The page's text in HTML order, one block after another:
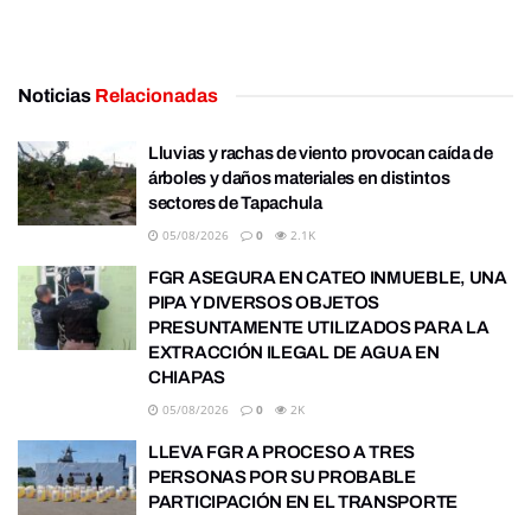
Noticias Relacionadas
Lluvias y rachas de viento provocan caída de
árboles y daños materiales en distintos
sectores de Tapachula
05/08/2026 0 2.1K
FGR ASEGURA EN CATEO INMUEBLE, UNA
PIPA Y DIVERSOS OBJETOS
PRESUNTAMENTE UTILIZADOS PARA LA
EXTRACCIÓN ILEGAL DE AGUA EN
CHIAPAS
05/08/2026 0 2K
LLEVA FGR A PROCESO A TRES
PERSONAS POR SU PROBABLE
PARTICIPACIÓN EN EL TRANSPORTE